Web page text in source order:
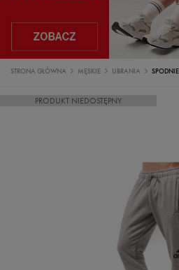
STRONA GŁÓWNA MĘSKIE UBRANIA SPODNIE
PRODUKT NIEDOSTĘPNY